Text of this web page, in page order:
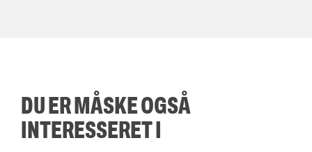
DU ER MÅSKE OGSÅ
INTERESSERET I